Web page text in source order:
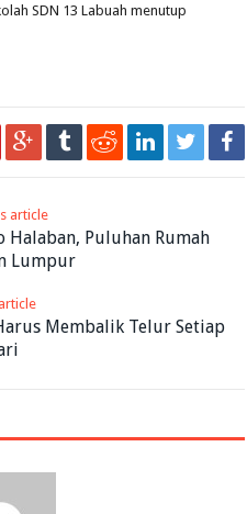
SDN 13 Labuah menutup
article
Halaban, Puluhan Rumah
Lumpur
Membalik Telur Setiap